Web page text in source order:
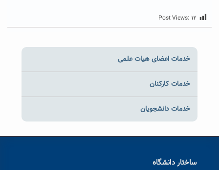
Post Views: ۱۲
خدمات اعضای هیات علمی
خدمات کارکنان
خدمات دانشجویان
ساختار دانشگاه